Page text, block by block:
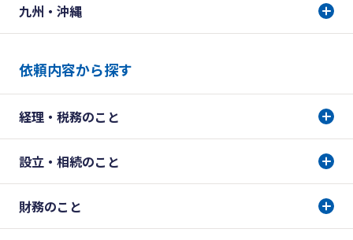
九州・沖縄
依頼内容から探す
経理・税務のこと
設立・相続のこと
財務のこと